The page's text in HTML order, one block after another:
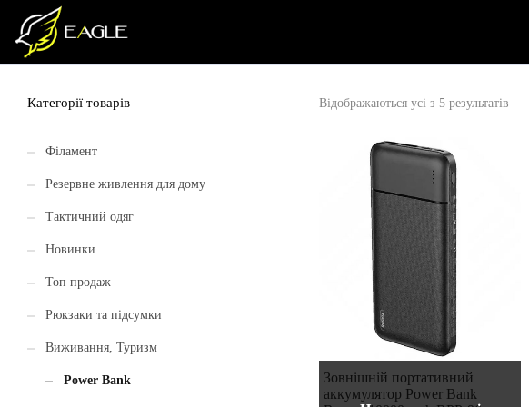
Відображаються усі з 5 результатів
Зовнішній портативний
аккумулятор Power Bank
Категорії товарів
Філамент
Резервне живлення для дому
Тактичний одяг
Новинки
Топ продаж
Рюкзаки та підсумки
Виживання, Туризм
Power Bank